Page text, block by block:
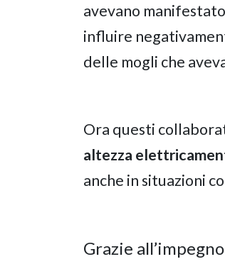
avevano
influire
delle mogli che
Ora questi
altezza
anche in situazioni
Grazie